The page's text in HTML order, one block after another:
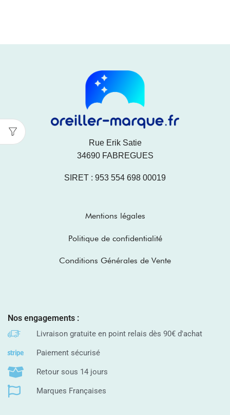
Rue Erik Satie
34690 FABREGUES
SIRET : 953 554 698 00019
Mentions légales
Politique de confidentialité
Conditions Générales de Vente
Nos engagements :
Livraison gratuite en point relais dès 90€ d'achat
Paiement sécurisé
Retour sous 14 jours
Marques Françaises